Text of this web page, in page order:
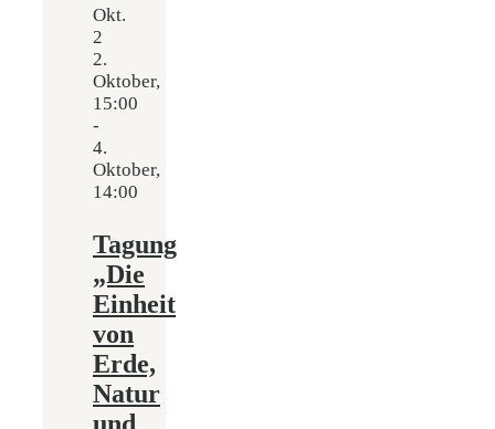
Okt.
2
2.
Oktober,
15:00
-
4.
Oktober,
14:00
Tagung
„Die
Einheit
von
Erde,
Natur